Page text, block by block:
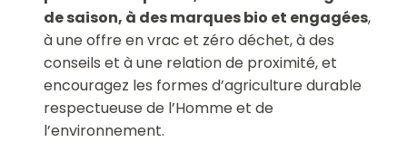
de saison, à des marques bio et engagées,
à une offre en vrac et zéro déchet, à des
conseils et à une relation de proximité, et
encouragez les formes d’agriculture durable
respectueuse de l’Homme et de
l’environnement.